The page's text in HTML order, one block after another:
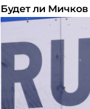
Будет ли